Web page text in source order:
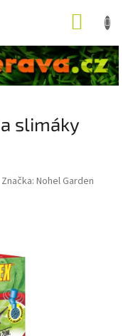
slimáky
Značka: Nohel Garden